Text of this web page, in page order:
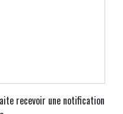
recevoir une notification